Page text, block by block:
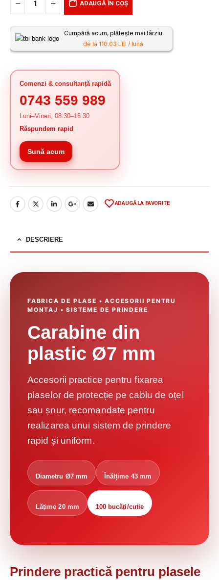
ADAUGĂ ÎN COȘ
Cumpără acum, plătește mai târziu
de la 110.03 LEI / lună
Comenzi & consultanță rapidă
0743 559 989
Luni–Vineri, 08:30–16:30
Răspundem rapid
Sună acum
ADAUGĂ LA FAVORITE
DESCRIERE
FABRICA DE PLASE • ACCESORII PENTRU
MONTAJ • SISTEME DE PRINDERE
Carabine din
plastic Ø7 mm
Accesorii practice pentru fixarea
plaselor de protecție pe cablu de oțel
sau șnur, recomandate pentru
realizarea unui sistem de prindere
rapid și uniform.
Diametru Ø7 mm Înălțime 43 mm
Lățime 20 mm 100 bucăți/cutie
Prindere practică pentru plasele